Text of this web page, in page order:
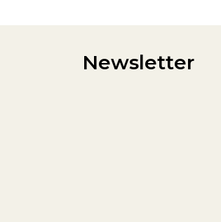
Newsletter